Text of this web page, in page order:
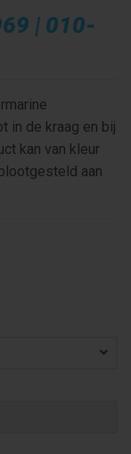
| 010-
in de kraag en bij
kan van kleur
aan